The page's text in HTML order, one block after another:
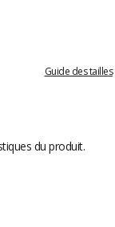
Guide des tailles
du produit.